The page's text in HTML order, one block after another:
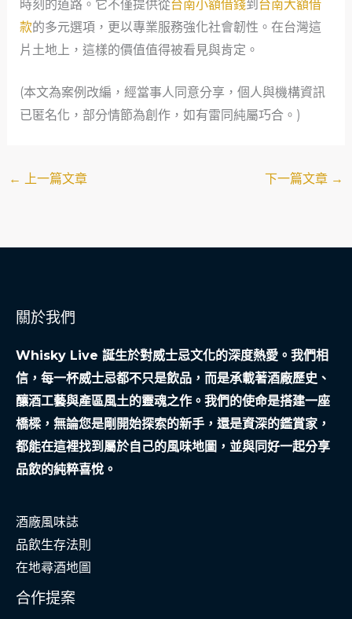
時刻的道路。它不僅提供從台南小額借錢到 台南大額借
款的多元選項，更以專業服務強化社會韌性。在台灣這
片土地上，這樣的價值值得被看見與肯定。
(本文為案例改編，經當事人同意分享，個人與機構資訊
已匿名化，部分情節為創作，如有雷同純屬巧合。)
← 上一篇文章 下一篇文章 →
關於我們
Whisky Live 誕生於對威士忌文化的深度熱愛。我們相
信，每一杯威士忌都不只是飲品，而是承載著酒廠歷史、
釀酒工藝與產區風土的靈魂之作。我們的使命是搭建一座
橋樑，無論您是剛開始探索的新手，還是資深的鑑賞家，
都能在這裡找到屬於自己的風味地圖，並與同好一起分享
品飲的純粹喜悅。
酒廠風味誌
品飲生存法則
在地尋酒地圖
合作提案